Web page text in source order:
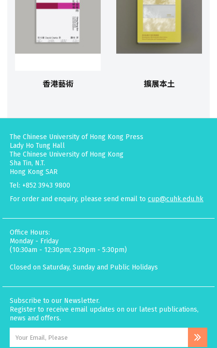
香港藝術 擴展本土
The Chinese University of Hong Kong Press
Lady Ho Tung Hall
The Chinese University of Hong Kong
Sha Tin, N.T.
Hong Kong SAR
Tel: +852 3943 9800
For order and enquiry, please send email to cup@cuhk.edu.hk
Office Hours:
Monday - Friday
(10:30am - 12:30pm; 2:30pm - 5:30pm)
Closed on Saturday, Sunday and Public Holidays
Subscribe to our Newsletter.
Register to receive email updates on our latest publications,
news and offers.